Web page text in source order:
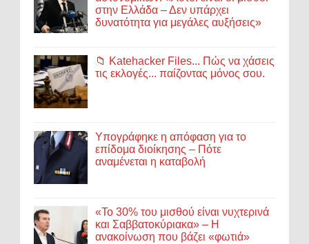
στην Ελλάδα – Δεν υπάρχει
δυνατότητα για μεγάλες αυξήσεις»
📁 Katehacker Files... Πώς να χάσεις
τις εκλογές... παίζοντας μόνος σου.
Υπογράφηκε η απόφαση για το
επίδομα διοίκησης – Πότε
αναμένεται η καταβολή
«Το 30% του μισθού είναι νυχτερινά
και Σαββατοκύριακα» – Η
ανακοίνωση που βάζει «φωτιά»